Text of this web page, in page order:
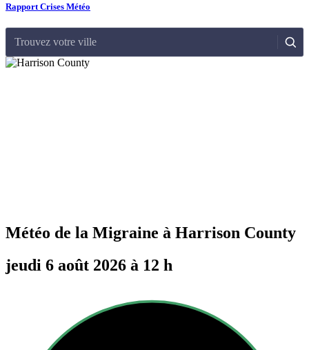
Rapport Crises Météo
Trouvez votre ville
Météo de la Migraine à Harrison County
jeudi 6 août 2026 à 12 h